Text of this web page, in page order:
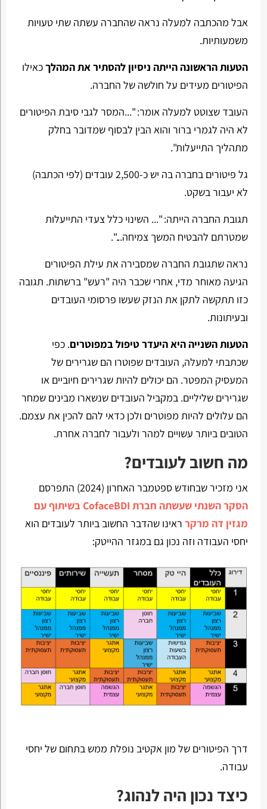
אבל מהכתבה למעלה נראה שהחברה עשתה שתי טעויות
משמעותיות.
הטעות הראשונה הייתה ניסיון להסתיר את המהלךכאילו
הפיטורים מעידים על חולשה של החברה.
העובד שצוטט למעלה אומר: "...המסר לגבי סיבת הפיטורים
לא היה לגמרי ברור והוא הבין לבסוף שמדובר בחלק
מתהליך התייעלות".
גל פיטורים בחברה בה יש כ-2,500 עובדים (לפי הכתבה)
לא יעבור בשקט.
תגובת החברה הייתה: "... השינוי כלל צעדי התייעלות
שמטרתם להבטיח המשך צמיחה...".
נראה שתגובת החברה שמסבירה את עילת הפיטורים
הגיעה מאוחר מדי, אחרי שכבר היה "רעש" ברשתות. תגובה
כזו תתקשה לתקן את הנזק שעשו פרסומי העובדים
ובעיתונות.
הטעות השנייה היא היעדר טיפול במפוטרים. כפי
שכתבתי למעלה, העובדים שפוטרו הם שגרירים של
המעסיק המפטר. הם יכולים להיות שגרירים חיוביים או
שגרירים שליליים. במקביל העובדים שנשארו מבינים שמחר
הם עלולים להיות מפוטרים ולכן כדאי להם להכין את עצמם.
הטובים ביותר עשויים למהר ולעבור לחברה אחרת.
מה חשוב לעובדים?
אני מזכיר שבחודש ספטמבר האחרון (2024) התפרסם
הסקר השנתי שעשתה חברת CofaceBDI בשיתוף עם
מגזין דה מרקרראינו שהדבר החשוב ביותר לעובדים הוא
יחסי העבודה וזה נכון גם במגזר ההייטק:
דרך הפיטורים של מון אקטיב נופלת ממש בתחום של יחסי
עבודה.
כיצד נכון היה לנהוג?